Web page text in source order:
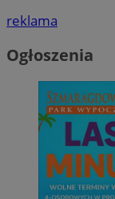
reklama
Ogłoszenia